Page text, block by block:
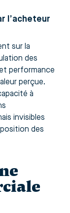
l’acheteur
sur la
des
performance
perçue.
à
invisibles
des